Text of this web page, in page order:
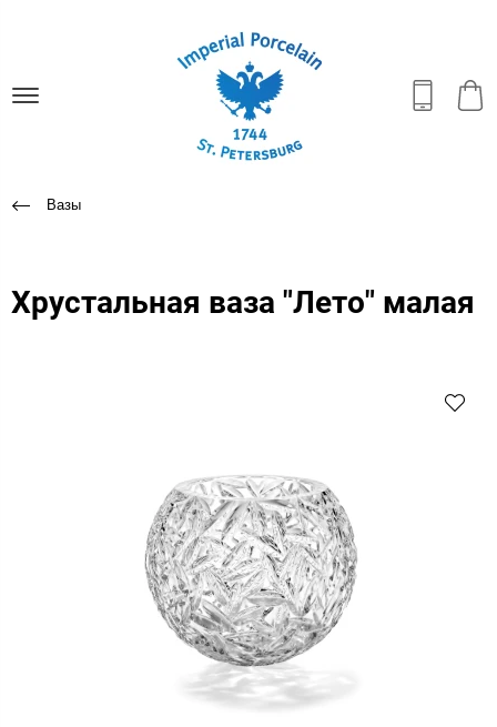
Вазы
Хрустальная ваза "Лето" малая